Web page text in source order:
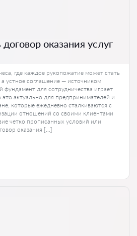
оказания услуг
где каждое рукопожатие может стать
устное соглашение — источником
для сотрудничества играет
актуально для предпринимателей и
которые ежедневно сталкиваются с
отношений со своими клиентами
четко прописанных условий или
оказания […]